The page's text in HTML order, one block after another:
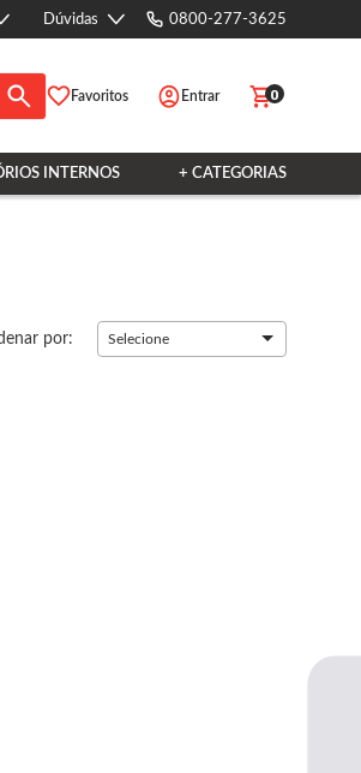
Dúvidas 0800-277-3625
Favoritos Entrar 0
INTERNOS + CATEGORIAS
por: Selecione